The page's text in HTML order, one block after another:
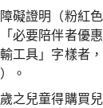
礙證明（粉紅
必要陪伴者優
工具」字樣者
。
之兒童得購買